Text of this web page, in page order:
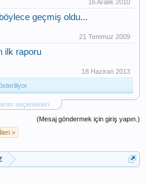
16 Aralık 2010
geçmiş oldu...
21 Temmuz 2009
ilk raporu
18 Haziran 2013
seçenekleri
(Mesaj göndermek için giriş yapın.)
İleri >